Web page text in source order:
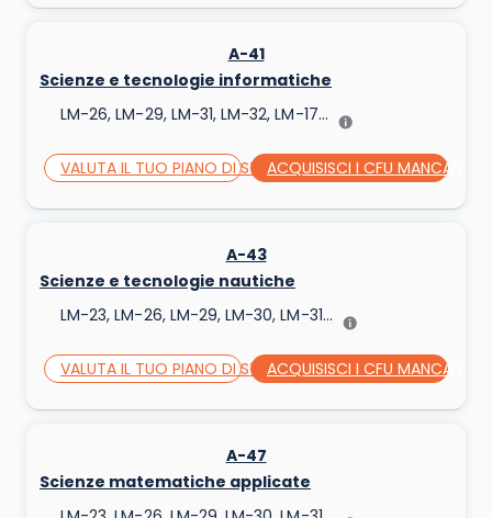
A-41
Scienze e tecnologie informatiche
LM-26, LM-29, LM-31, LM-32, LM-17...
VALUTA IL TUO PIANO DI STUDIACQUISISCI I CFU MANCANTI
A-43
Scienze e tecnologie nautiche
LM-23, LM-26, LM-29, LM-30, LM-31...
VALUTA IL TUO PIANO DI STUDIACQUISISCI I CFU MANCANTI
A-47
Scienze matematiche applicate